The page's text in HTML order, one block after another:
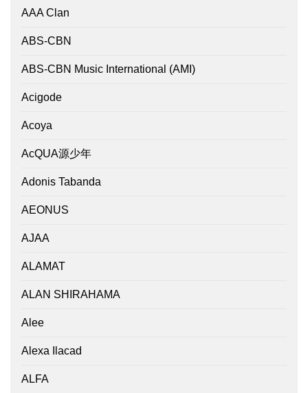
AAA Clan
ABS-CBN
ABS-CBN Music International (AMI)
Acigode
Acoya
AcQUA源少年
Adonis Tabanda
AEONUS
AJAA
ALAMAT
ALAN SHIRAHAMA
Alee
Alexa Ilacad
ALFA